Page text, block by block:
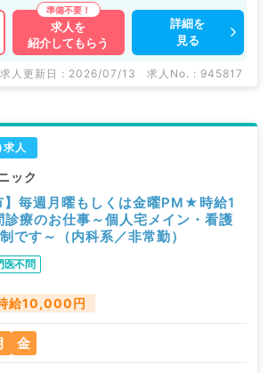
求人を
紹介してもらう
詳細を
見る
求人更新日 : 2026/07/13 求人No. : 945817
人
ック
】毎週月曜もしくは金曜PM★時給1
療のお仕事～個人宅メイン・看護
です～（内科系／非常勤）
医不問
給10,000円
金